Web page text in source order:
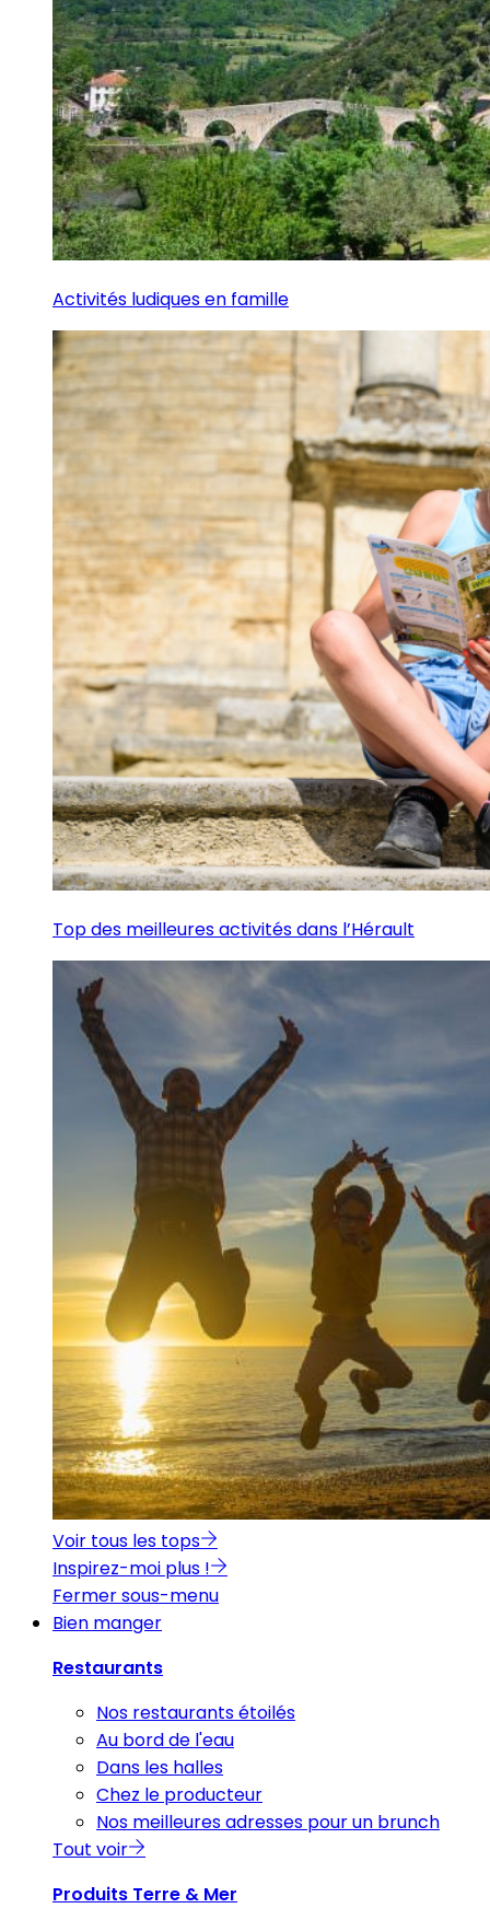
Activités ludiques en famille
Top des meilleures activités dans l’Hérault
Voir tous les tops
Inspirez-moi plus !
Fermer sous-menu
Bien manger
Restaurants
Nos restaurants étoilés
Au bord de l'eau
Dans les halles
Chez le producteur
Nos meilleures adresses pour un brunch
Tout voir
Produits Terre & Mer